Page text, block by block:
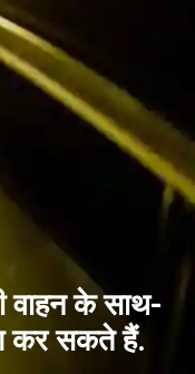
वाहन के साथ-
कर सकते हैं.